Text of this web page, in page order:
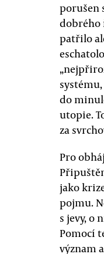
porušen
dobrého
patřilo
do
utopie.
za
Pro
jako
pojmu.
s jevy, o
Pomocí
význam